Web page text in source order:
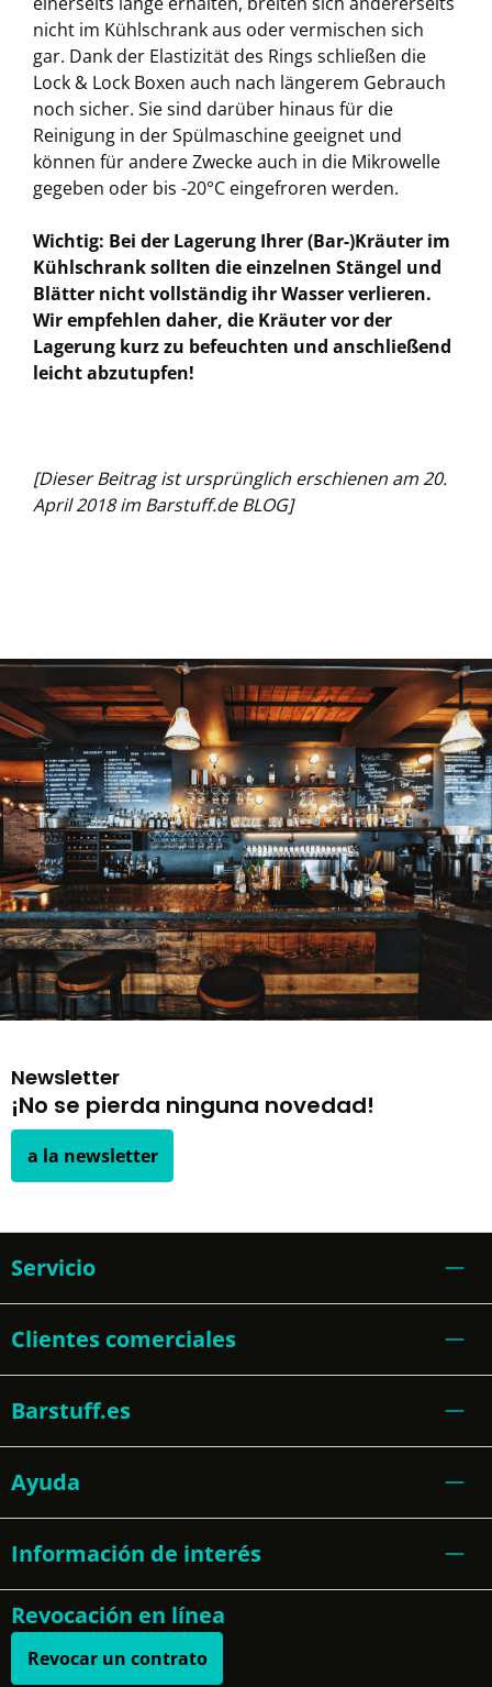
nicht im Kühlschrank aus oder vermischen sich
gar. Dank der Elastizität des Rings schließen die
Lock & Lock Boxen auch nach längerem Gebrauch
noch sicher. Sie sind darüber hinaus für die
Reinigung in der Spülmaschine geeignet und
können für andere Zwecke auch in die Mikrowelle
gegeben oder bis -20°C eingefroren werden.
Wichtig: Bei der Lagerung Ihrer (Bar-)Kräuter im
Kühlschrank sollten die einzelnen Stängel und
Blätter nicht vollständig ihr Wasser verlieren.
Wir empfehlen daher, die Kräuter vor der
Lagerung kurz zu befeuchten und anschließend
leicht abzutupfen!
[Dieser Beitrag ist ursprünglich erschienen am 20.
April 2018 im Barstuff.de BLOG]
Newsletter
¡No se pierda ninguna novedad!
a la newsletter
Servicio
Clientes comerciales
Barstuff.es
Ayuda
Información de interés
Revocación en línea
Revocar un contrato